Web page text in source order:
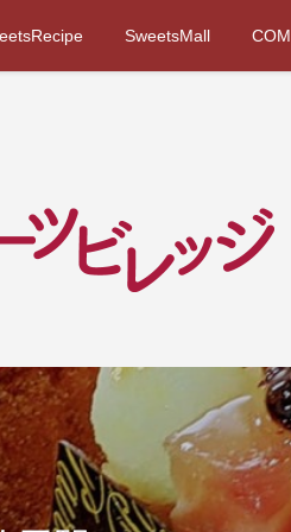
SweetsMall